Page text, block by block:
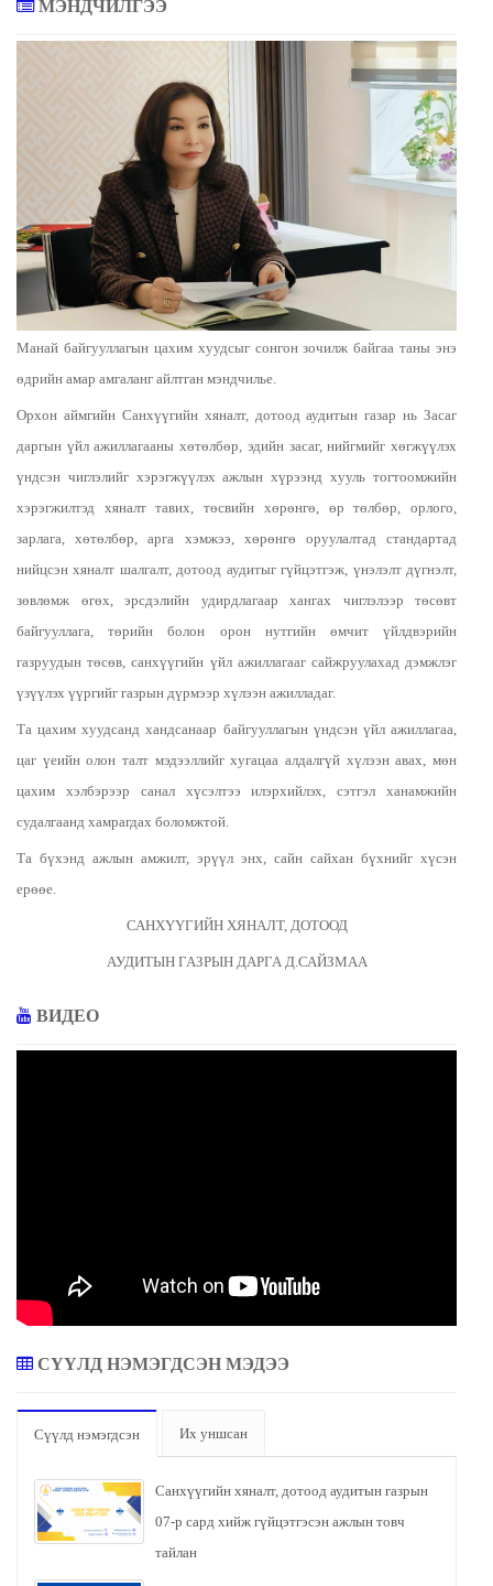
МЭНДЧИЛГЭЭ
Манай байгууллагын цахим хуудсыг сонгон зочилж байгаа таны энэ
өдрийн амар амгаланг айлтган мэндчилье.
Орхон аймгийн Санхүүгийн хяналт, дотоод аудитын газар нь Засаг
даргын үйл ажиллагааны хөтөлбөр, эдийн засаг, нийгмийг хөгжүүлэх
үндсэн чиглэлийг хэрэгжүүлэх ажлын хүрээнд хууль тогтоомжийн
хэрэгжилтэд хяналт тавих, төсвийн хөрөнгө, өр төлбөр, орлого,
зарлага, хөтөлбөр, арга хэмжээ, хөрөнгө оруулалтад стандартад
нийцсэн хяналт шалгалт, дотоод аудитыг гүйцэтгэж, үнэлэлт дүгнэлт,
зөвлөмж өгөх, эрсдэлийн удирдлагаар хангах чиглэлээр төсөвт
байгууллага, төрийн болон орон нутгийн өмчит үйлдвэрийн
газруудын төсөв, санхүүгийн үйл ажиллагааг сайжруулахад дэмжлэг
үзүүлэх үүргийг газрын дүрмээр хүлээн ажилладаг.
Та цахим хуудсанд хандсанаар байгууллагын үндсэн үйл ажиллагаа,
цаг үеийн олон талт мэдээллийг хугацаа алдалгүй хүлээн авах, мөн
цахим хэлбэрээр санал хүсэлтээ илэрхийлэх, сэтгэл ханамжийн
судалгаанд хамрагдах боломжтой.
Та бүхэнд ажлын амжилт, эрүүл энх, сайн сайхан бүхнийг хүсэн
ерөөе.
САНХҮҮГИЙН ХЯНАЛТ, ДОТООД
АУДИТЫН ГАЗРЫН ДАРГА Д.САЙЗМАА
ВИДЕО
СҮҮЛД НЭМЭГДСЭН МЭДЭЭ
Сүүлд нэмэгдсэн Их уншсан
Санхүүгийн хяналт, дотоод аудитын газрын
07-р сард хийж гүйцэтгэсэн ажлын товч
тайлан